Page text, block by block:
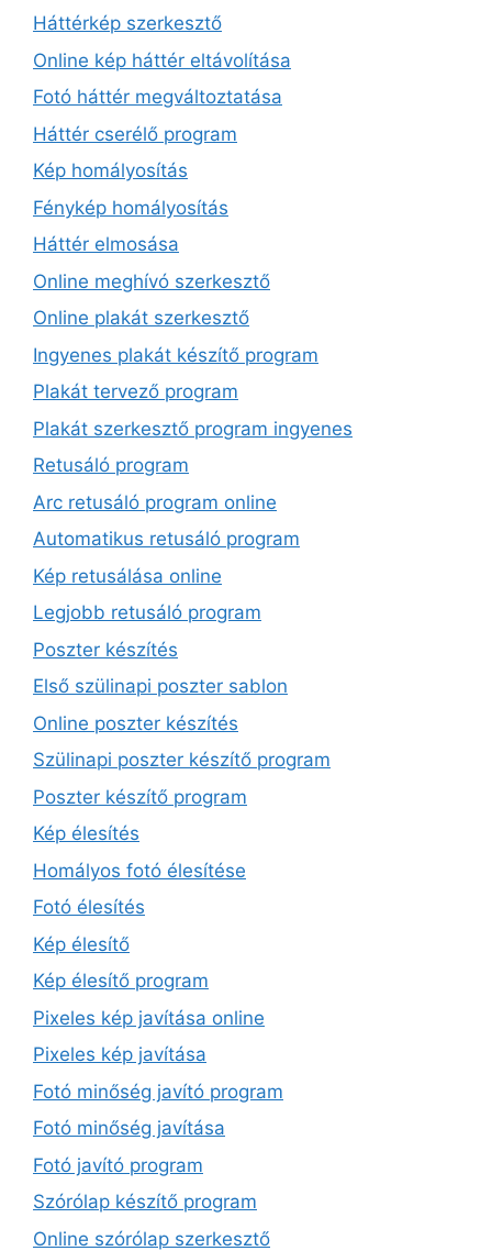
Háttérkép szerkesztő
Online kép háttér eltávolítása
Fotó háttér megváltoztatása
Háttér cserélő program
Kép homályosítás
Fénykép homályosítás
Háttér elmosása
Online meghívó szerkesztő
Online plakát szerkesztő
Ingyenes plakát készítő program
Plakát tervező program
Plakát szerkesztő program ingyenes
Retusáló program
Arc retusáló program online
Automatikus retusáló program
Kép retusálása online
Legjobb retusáló program
Poszter készítés
Első szülinapi poszter sablon
Online poszter készítés
Szülinapi poszter készítő program
Poszter készítő program
Kép élesítés
Homályos fotó élesítése
Fotó élesítés
Kép élesítő
Kép élesítő program
Pixeles kép javítása online
Pixeles kép javítása
Fotó minőség javító program
Fotó minőség javítása
Fotó javító program
Szórólap készítő program
Online szórólap szerkesztő